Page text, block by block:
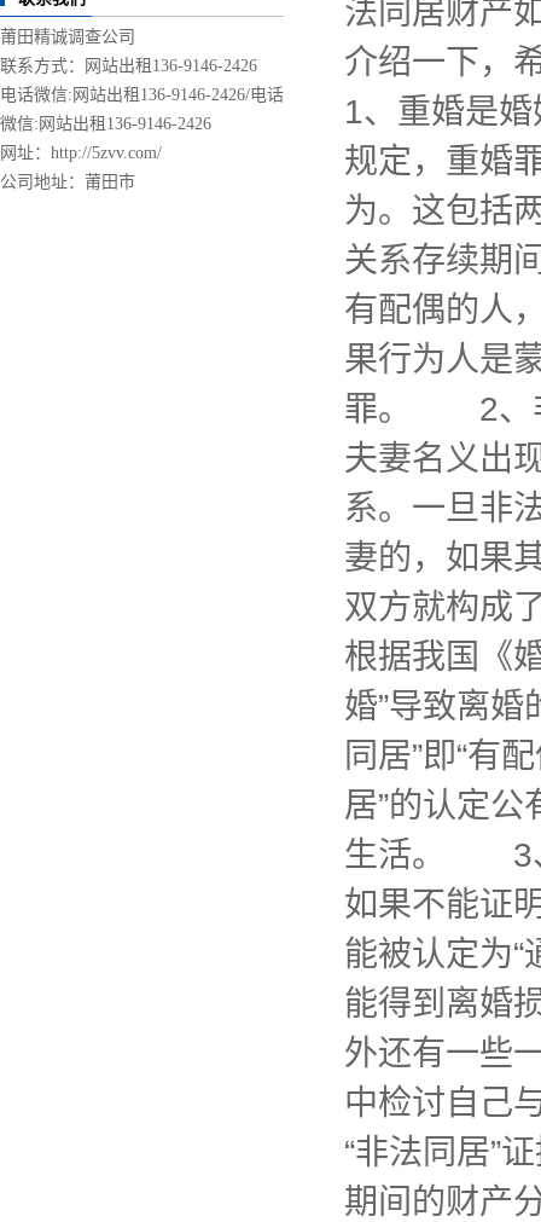
莆田精诚调查公司
联系方式：网站出租136-9146-2426
电话微信:网站出租136-9146-2426/电话
微信:网站出租136-9146-2426
网址：http://5zvv.com/
公司地址：莆田市
法同居财产
介绍一下
1、重婚是
规定，重婚
为。这包括
关系存续期
有配偶的人
果行为人是
罪。 2、非
夫妻名义出
系。一旦非
妻的，如果
双方就构
根据我国《
婚”导致离
同居”即“有
居”的认定
生活。 3、
如果不能证
能被认定为
能得到离婚
外还有一些
中检讨自己
“非法同居
期间的财产